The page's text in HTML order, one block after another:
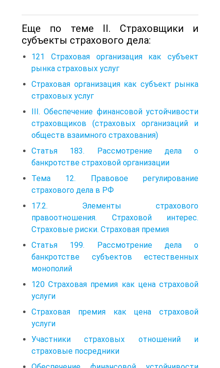
Еще по теме II. Страховщики и
субъекты страхового дела:
121 Страховая организация как субъект
рынка страховых услуг
Страховая организация как субъект рынка
страховых услуг
III. Обеспечение финансовой устойчивости
страховщиков (страховых организаций и
обществ взаимного страхования)
Статья 183. Рассмотрение дела о
банкротстве страховой организации
Тема 12. Правовое регулирование
страхового дела в РФ
17.2. Элементы страхового
правоотношения. Страховой интерес.
Страховые риски. Страховая премия
Статья 199. Рассмотрение дела о
банкротстве субъектов естественных
монополий
120 Страховая премия как цена страховой
услуги
Страховая премия как цена страховой
услуги
Участники страховых отношений и
страховые посредники